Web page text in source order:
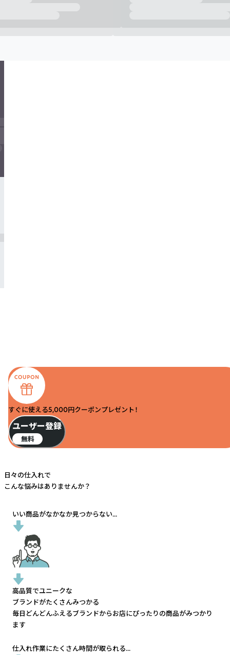
すぐに使える5,000円クーポンプレゼント！
ユーザー登録
無料
日々の仕入れで
こんな悩みはありませんか？
いい商品がなかなか見つからない...
高品質でユニークな
ブランドがたくさんみつかる
毎日どんどんふえるブランドからお店にぴったりの商品がみつかり
ます
仕入れ作業にたくさん時間が取られる...